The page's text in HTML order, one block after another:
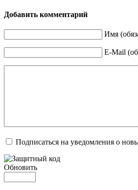
Добавить комментарий
Имя
E-Mail
Подписаться на уведомления о
Обновить